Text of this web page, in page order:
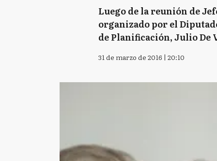
Luego de la reunión de
organizado por el
de Planificación, Julio De
31 de marzo de 2016 | 20:10